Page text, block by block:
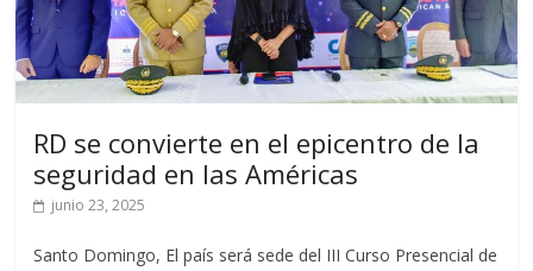
RD se convierte en el epicentro de la
seguridad en las Américas
junio 23, 2025
Santo Domingo, El país será sede del III Curso Presencial de